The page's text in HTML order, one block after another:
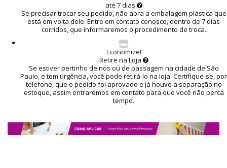
até 7 dias
Se precisar trocar seu pedido, não abra a embalagem plástica que
está em volta dele. Entre em contato conosco, dentro de 7 dias
corridos, que informaremos o procedimento de troca.
Economize!
Retire na Loja
Se estiver pertinho de nós ou de passagem na cidade de São
Paulo, e tem urgência, você pode retirá-lo na loja. Certifique-se, por
telefone, que o pedido foi aprovado e já houve a separação no
estoque, assim entraremos em contato para que você não perca
tempo.